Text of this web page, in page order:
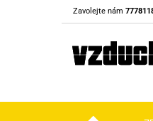
Zavolejte nám